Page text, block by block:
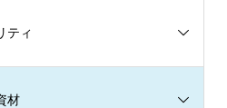
ティ
材